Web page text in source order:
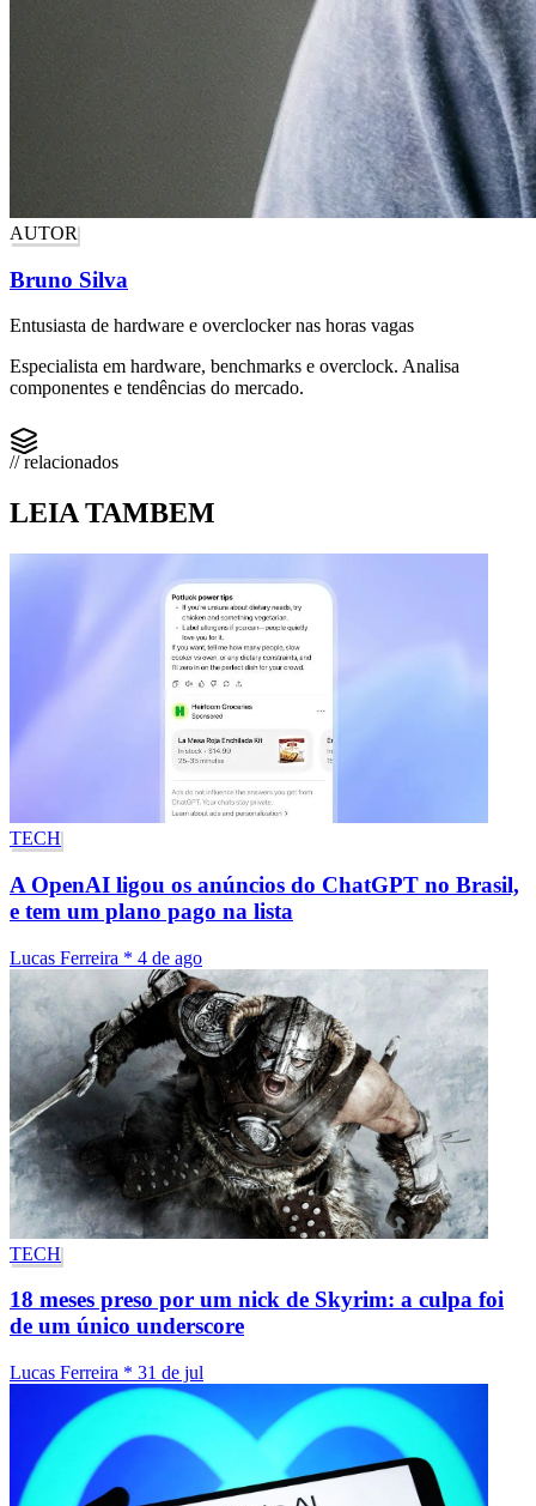
AUTOR
Bruno Silva
Entusiasta de hardware e overclocker nas horas vagas
Especialista em hardware, benchmarks e overclock. Analisa
componentes e tendências do mercado.
// relacionados
LEIA TAMBEM
TECH
A OpenAI ligou os anúncios do ChatGPT no Brasil,
e tem um plano pago na lista
Lucas Ferreira * 4 de ago
TECH
18 meses preso por um nick de Skyrim: a culpa foi
de um único underscore
Lucas Ferreira * 31 de jul